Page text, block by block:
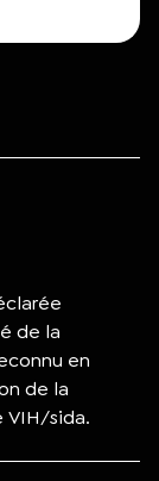
de la
en
de la
VIH/sida.